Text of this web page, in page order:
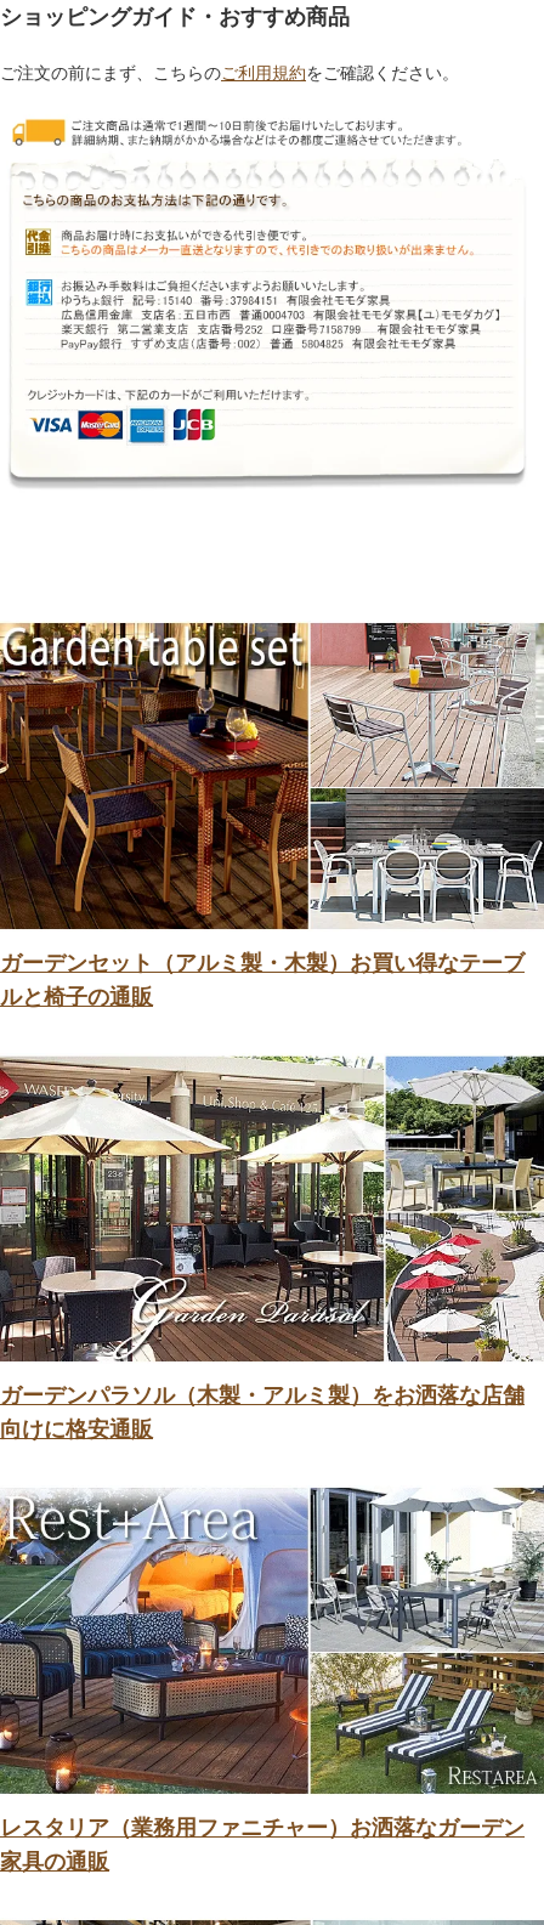
ショッピングガイド・おすすめ商品
ご注文の前にまず、こちらのご利用規約をご確認ください。
ガーデンセット（アルミ製・木製）お買い得なテーブ
ルと椅子の通販
ガーデンパラソル（木製・アルミ製）をお洒落な店舗
向けに格安通販
レスタリア（業務用ファニチャー）お洒落なガーデン
家具の通販